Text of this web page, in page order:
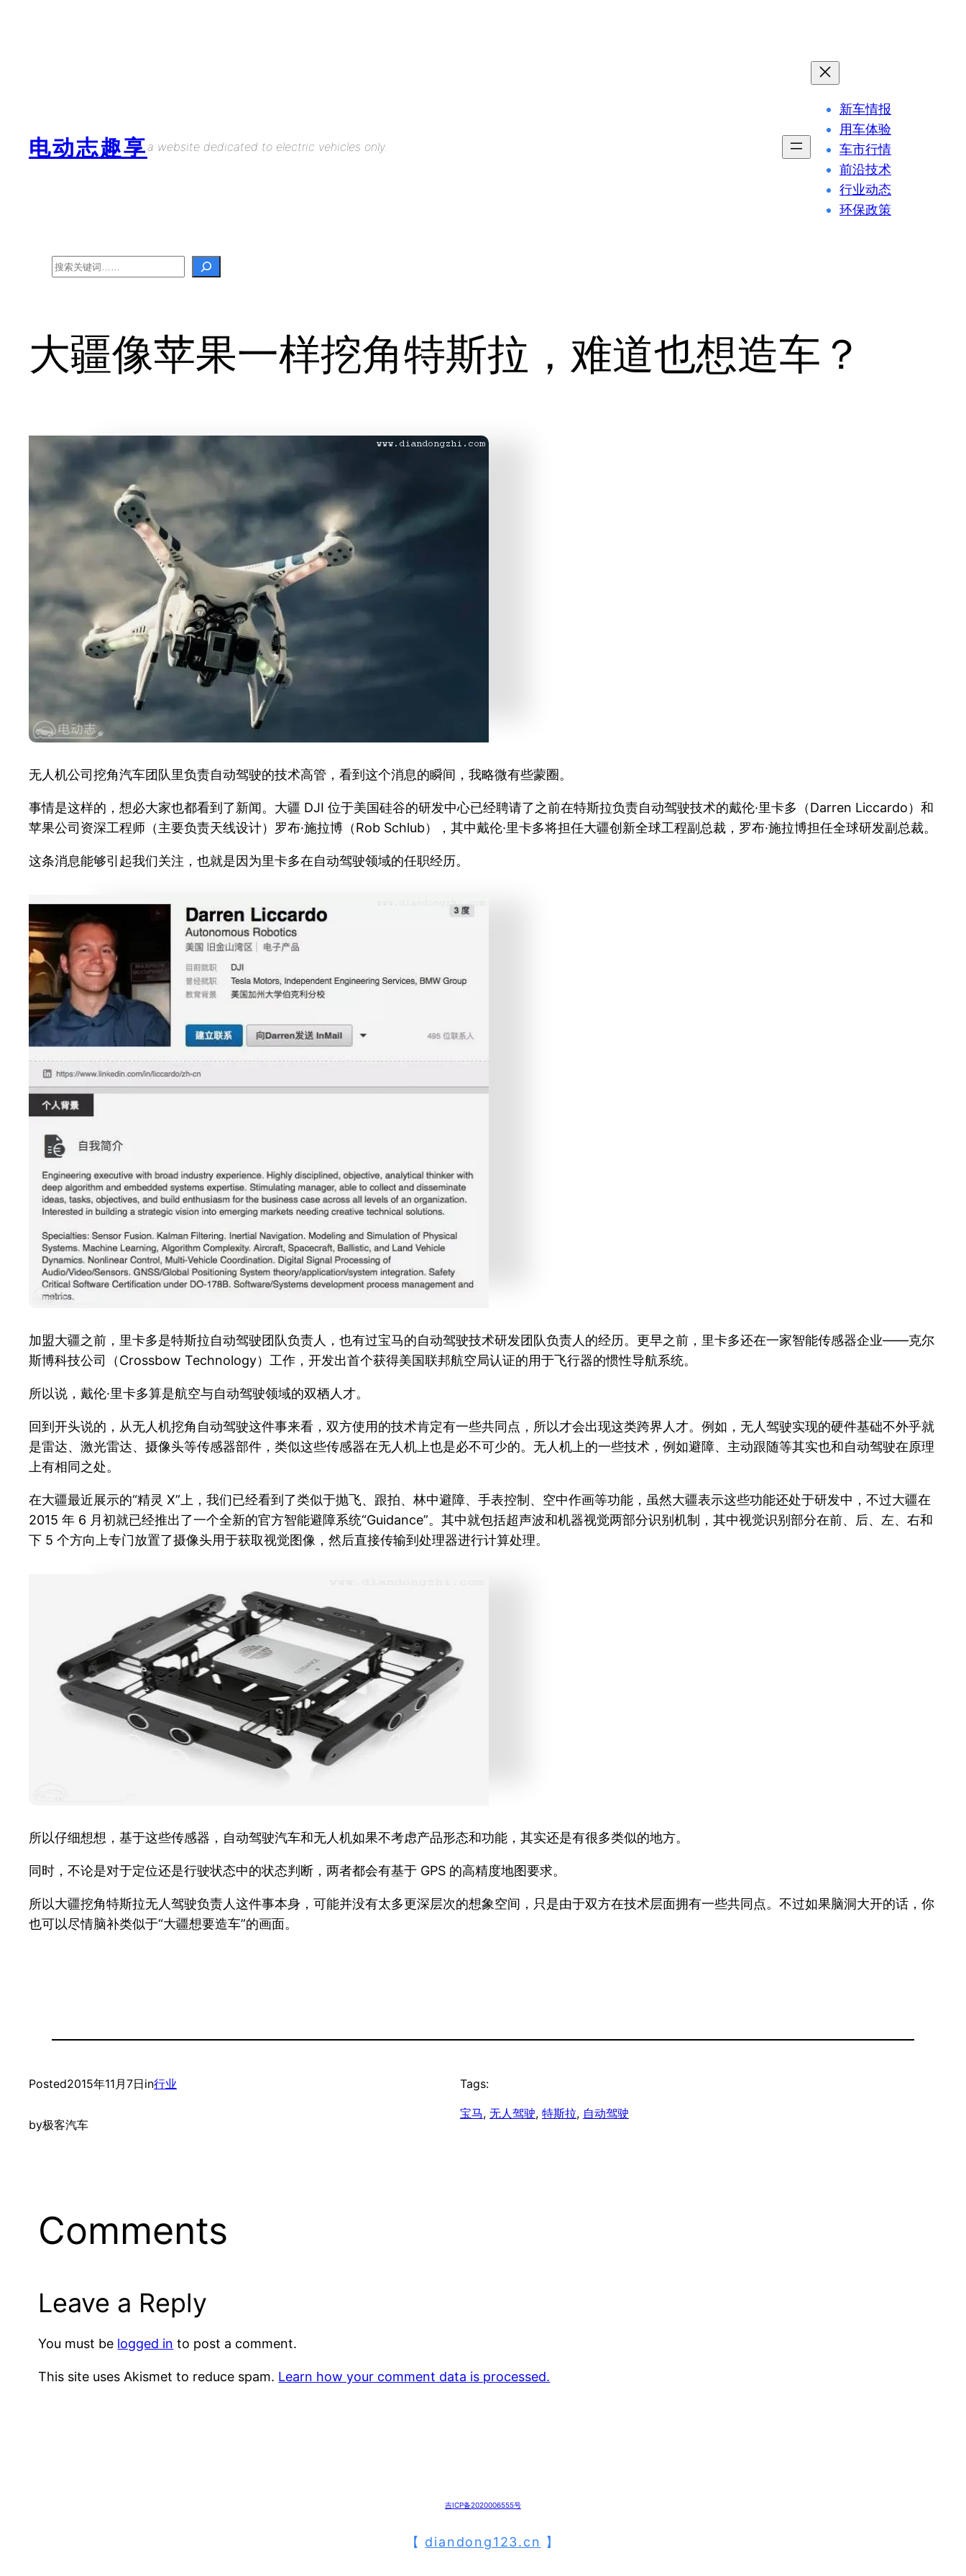
电动志趣享a website dedicated to electric vehicles only.
新车情报
用车体验
车市行情
前沿技术
行业动态
环保政策
Search
大疆像苹果一样挖角特斯拉，难道也想造车？
无人机公司挖角汽车团队里负责自动驾驶的技术高管，看到这个消息的瞬间，我略微有些蒙圈。
事情是这样的，想必大家也都看到了新闻。大疆 DJI 位于美国硅谷的研发中心已经聘请了之前在特斯拉负责自动驾驶技术的戴伦·里卡多（Darren Liccardo）和
苹果公司资深工程师（主要负责天线设计）罗布·施拉博（Rob Schlub），其中戴伦·里卡多将担任大疆创新全球工程副总裁，罗布·施拉博担任全球研发副总裁。
这条消息能够引起我们关注，也就是因为里卡多在自动驾驶领域的任职经历。
加盟大疆之前，里卡多是特斯拉自动驾驶团队负责人，也有过宝马的自动驾驶技术研发团队负责人的经历。更早之前，里卡多还在一家智能传感器企业——克尔
斯博科技公司（Crossbow Technology）工作，开发出首个获得美国联邦航空局认证的用于飞行器的惯性导航系统。
所以说，戴伦·里卡多算是航空与自动驾驶领域的双栖人才。
回到开头说的，从无人机挖角自动驾驶这件事来看，双方使用的技术肯定有一些共同点，所以才会出现这类跨界人才。例如，无人驾驶实现的硬件基础不外乎就
是雷达、激光雷达、摄像头等传感器部件，类似这些传感器在无人机上也是必不可少的。无人机上的一些技术，例如避障、主动跟随等其实也和自动驾驶在原理
上有相同之处。
在大疆最近展示的“精灵 X”上，我们已经看到了类似于抛飞、跟拍、林中避障、手表控制、空中作画等功能，虽然大疆表示这些功能还处于研发中，不过大疆在
2015 年 6 月初就已经推出了一个全新的官方智能避障系统“Guidance”。其中就包括超声波和机器视觉两部分识别机制，其中视觉识别部分在前、后、左、右和
下 5 个方向上专门放置了摄像头用于获取视觉图像，然后直接传输到处理器进行计算处理。
所以仔细想想，基于这些传感器，自动驾驶汽车和无人机如果不考虑产品形态和功能，其实还是有很多类似的地方。
同时，不论是对于定位还是行驶状态中的状态判断，两者都会有基于 GPS 的高精度地图要求。
所以大疆挖角特斯拉无人驾驶负责人这件事本身，可能并没有太多更深层次的想象空间，只是由于双方在技术层面拥有一些共同点。不过如果脑洞大开的话，你
也可以尽情脑补类似于“大疆想要造车”的画面。
Posted2015年11月7日in行业
by极客汽车
Tags:
宝马, 无人驾驶, 特斯拉, 自动驾驶
Comments
Leave a Reply
You must be logged in to post a comment.
This site uses Akismet to reduce spam. Learn how your comment data is processed.
吉ICP备2020006555号
【 diandong123.cn 】